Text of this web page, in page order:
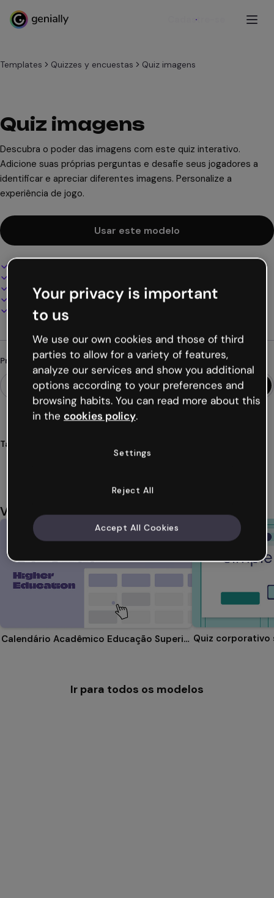
Cadastre-se
Templates Quizzes y encuestas Quiz imagens
Quiz imagens
Descubra o poder das imagens com este quiz interativo.
Adicione suas próprias perguntas e desafie seus jogadores a
identificar e apreciar diferentes imagens. Personalize a
experiência de jogo.
Usar este modelo
Adicione áudio, vídeo e multimídia
Apresente, compartilhe ou publique online
Baixe em PDF, MP4 e outros formatos
Procurando algo diferente?
Tags
desafios
Você também pode gostar
Calendário Acadêmico Educação Superior Quiz corporativo
Ir para todos os modelos
Your privacy is important
to us
We use our own cookies and those of third
parties to allow for a variety of features,
analyze our services and show you additional
options according to your preferences and
browsing habits. You can read more about this
in the cookies policy.
Settings
Reject All
Accept All Cookies